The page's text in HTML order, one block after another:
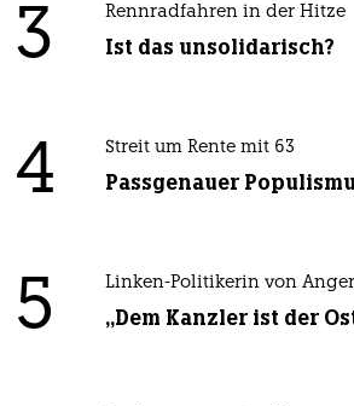
3 Rennradfahren in der Hitze
Ist das unsolidarisch?
4 Streit um Rente mit 63
Passgenauer
5 Linken-Politikerin von
„Dem Kanzler ist der